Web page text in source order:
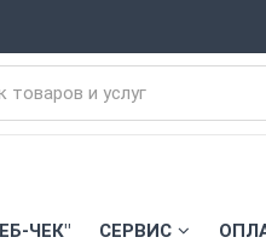
ЧЕК" СЕРВИС